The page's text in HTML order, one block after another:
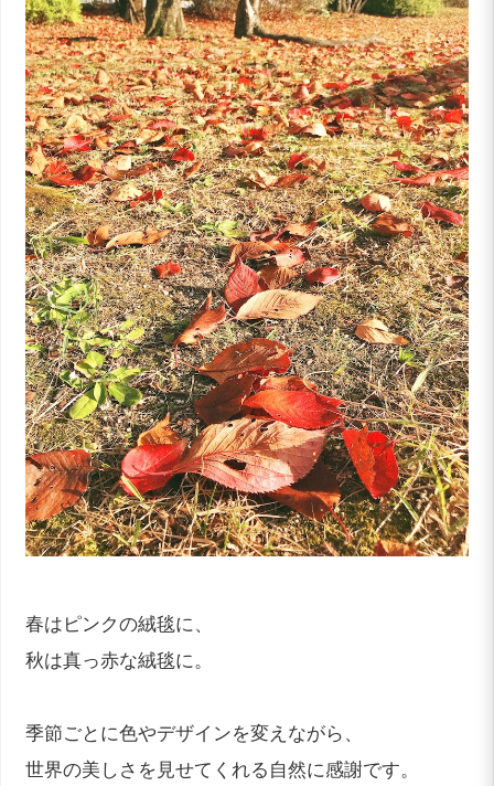
春はピンクの絨毯に、
秋は真っ赤な絨毯に。
季節ごとに色やデザインを変えながら、
世界の美しさを見せてくれる自然に感謝です。